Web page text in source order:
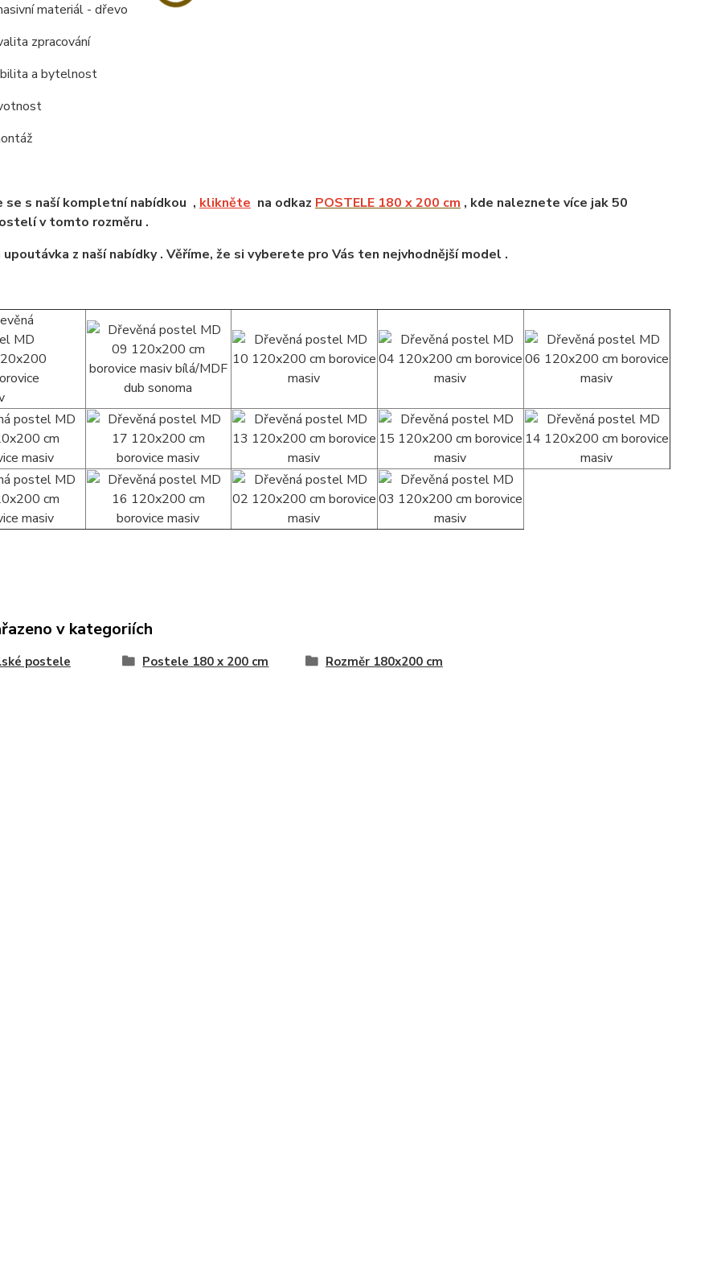
materiál - dřevo
zpracování
a bytelnost
se s naší kompletní nabídkou , klikněte na odkaz POSTELE 180 x 200 cm , kde naleznete více jak 50
v tomto rozměru .
upoutávka z naší nabídky . Věříme, že si vyberete pro Vás ten nejvhodnější model .
v kategoriích
postele Postele 180 x 200 cm Rozměr 180x200 cm